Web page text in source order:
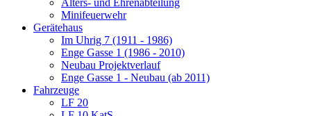
Alters- und Ehrenabteilung
Minifeuerwehr
Gerätehaus
Im Uhrig 7 (1911 - 1986)
Enge Gasse 1 (1986 - 2010)
Neubau Projektverlauf
Enge Gasse 1 - Neubau (ab 2011)
Fahrzeuge
LF 20